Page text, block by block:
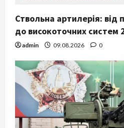
Ствольна артилерія: від
до високоточних систем
admin 09.08.2026 0